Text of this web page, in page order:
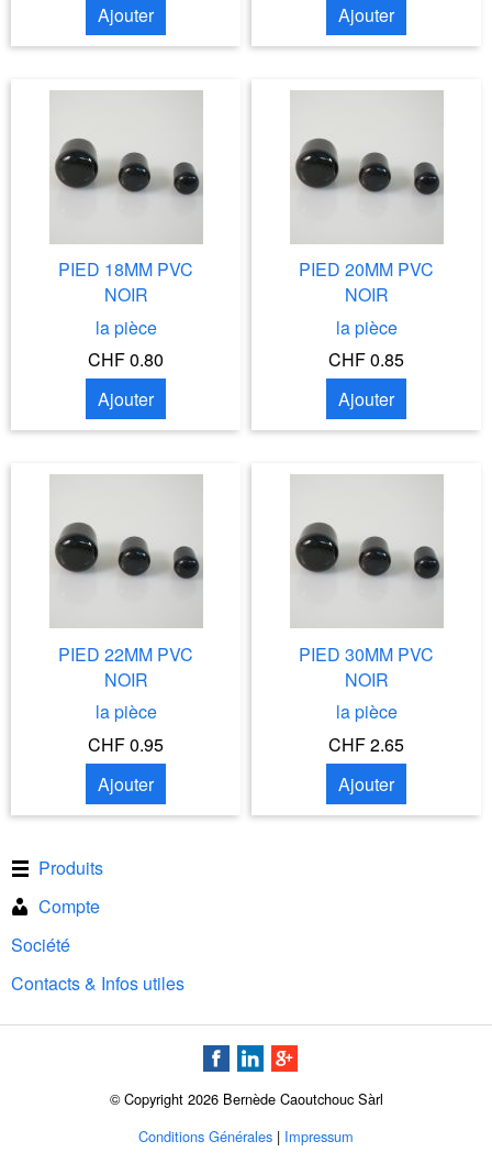
Ajouter
Ajouter
PIED 18MM PVC
NOIR
la pièce
CHF 0.80
Ajouter
PIED 20MM PVC
NOIR
la pièce
CHF 0.85
Ajouter
PIED 22MM PVC
NOIR
la pièce
CHF 0.95
Ajouter
PIED 30MM PVC
NOIR
la pièce
CHF 2.65
Ajouter
Produits
Compte
Société
Contacts & Infos utiles
© Copyright 2026 Bernède Caoutchouc Sàrl
Conditions Générales | Impressum